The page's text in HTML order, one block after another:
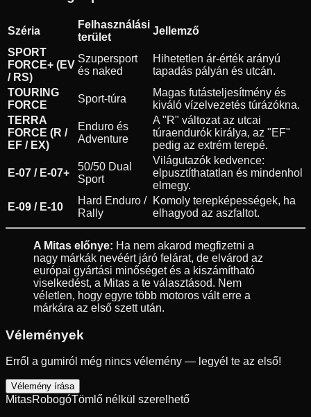
Széria
Felhasználási
terület
Jellemző
SPORT
FORCE+ (EV
/ RS)
Szupersport
és naked
Hihetetlen ár-érték arányú
tapadás pályán és utcán.
TOURING
FORCE
Sport-túra
Magas futásteljesítmény és
kiváló vízelvezetés túrázókna.
TERRA
FORCE (R /
EF / EX)
Enduro és
Adventure
A "R" változat az utcai
túraendurók királya, az "EF"
pedig az extrém terepé.
E-07 / E-07+
50/50 Dual
Sport
Világutazók kedvence:
elpusztíthatatlan és mindenhol
elmegy.
E-09 / E-10
Hard Enduro /
Rally
Komoly terepképességek, ha
elhagyod az aszfaltot.
A Mitas előnye: Ha nem akarod megfizetni a
nagy márkák nevéért járó felárat, de elvárod az
európai gyártási minőséget és a kiszámítható
viselkedést, a Mitas a te választásod. Nem
véletlen, hogy egyre több motoros vált erre a
márkára az első szett után.
Vélemények
Erről a gumiról még nincs vélemény — legyél te az első!
Vélemény írása
MitasRobogóTömlő nélkül szerelhető